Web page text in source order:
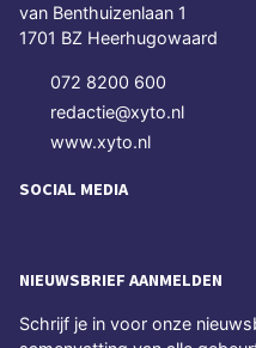
van Benthuizenlaan 1
1701 BZ Heerhugowaard
072 8200 600
redactie@xyto.nl
www.xyto.nl
SOCIAL MEDIA
NIEUWSBRIEF AANMELDEN
Schrijf je in voor onze